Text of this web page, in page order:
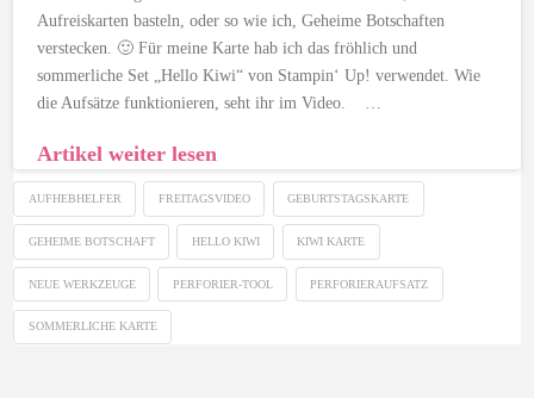
Aufreiskarten basteln, oder so wie ich, Geheime Botschaften
verstecken. 🙂 Für meine Karte hab ich das fröhlich und
sommerliche Set „Hello Kiwi“ von Stampin‘ Up! verwendet. Wie
die Aufsätze funktionieren, seht ihr im Video. …
Artikel weiter lesen
AUFHEBHELFER FREITAGSVIDEO GEBURTSTAGSKARTE
GEHEIME BOTSCHAFT HELLO KIWI KIWI KARTE
NEUE WERKZEUGE PERFORIER-TOOL PERFORIERAUFSATZ
SOMMERLICHE KARTE